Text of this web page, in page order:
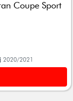
Coupe Sport
2020/2021